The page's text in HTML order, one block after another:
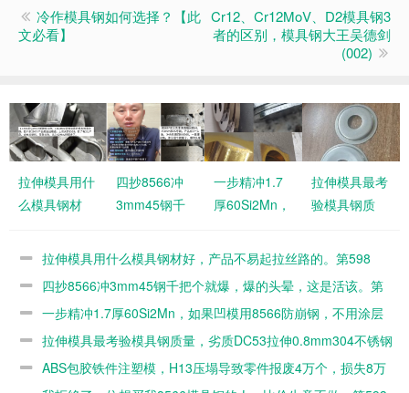
冷作模具钢如何选择？【此
文必看】
Cr12、Cr12MoV、D2模具钢3
者的区别，模具钢大王吴德剑
(002)
拉伸模具用什
么模具钢材
起拉丝路的。
四抄8566冲
3mm45钢千
的头晕，这是
篇
一步精冲1.7
厚60Si2Mn，
8566防崩
的。第596篇
拉伸模具最考
验模具钢质
DC53拉伸
锈钢几百个就
毛了。第595
篇
拉伸模具用什么模具钢材好，产品不易起拉丝路的。第598
篇
四抄8566冲3mm45钢千把个就爆，爆的头晕，这是活该。第
597篇一步精冲1.7厚60Si2Mn，如果凹模用8566防崩钢，不用涂层
的。第596篇
拉伸模具最考验模具钢质量，劣质DC53拉伸0.8mm304不锈钢
几百个就毛了。第595篇
ABS包胶铁件注塑模，H13压塌导致零件报废4万个，损失8万